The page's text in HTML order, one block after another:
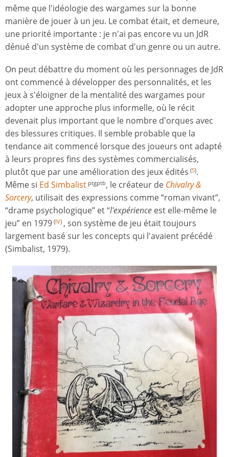
même que l'idéologie des wargames sur la bonne
manière de jouer à un jeu. Le combat était, et demeure,
une priorité importante : je n'ai pas encore vu un JdR
dénué d'un système de combat d'un genre ou un autre.
On peut débattre du moment où les personnages de JdR
ont commencé à développer des personnalités, et les
jeux à s'éloigner de la mentalité des wargames pour
adopter une approche plus informelle, où le récit
devenait plus important que le nombre d'orques avec
des blessures critiques. Il semble probable que la
tendance ait commencé lorsque des joueurs ont adapté
à leurs propres fins des systèmes commercialisés,
plutôt que par une amélioration des jeux édités (5).
Même si Ed Simbalist ptgptb, le créateur de Chivalry &
Sorcery, utilisait des expressions comme “roman vivant”,
“drame psychologique” et “l'expérience est elle-même le
jeu” en 1979 (IV) , son système de jeu était toujours
largement basé sur les concepts qui l'avaient précédé
(Simbalist, 1979).